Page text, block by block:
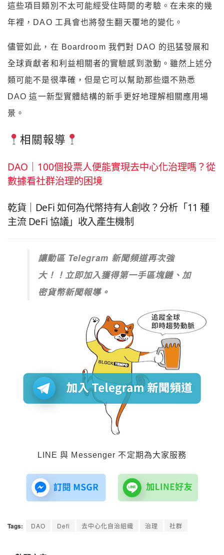
這些項目類別不太可能經受住時間的考驗。在未來的幾
年裡，DAO 工具會也將發生翻天覆地的變化。
儘管如此，在 Boardroom 我們對 DAO 的迅猛發展和
全球貢獻者和利益相關者的實驗感到激動。雖然上述分
類可能不是很準確，但是它可以幫助那些還不熟悉
DAO 這一新型實體結構的新手更好地理解相關應用場
景。
相關報導
DAO｜100個投票人便能實現去中心化治理嗎？從
數據看社群治理的困境
乾貨｜DeFi 如何為代幣持有人創收？分析「11 種
主流 DeFi 協議」收入產生機制
讓動區 Telegram 新聞頻道再次強
大！！立即加入獲得第一手區塊鏈、加
密貨幣新聞報導。
LINE 與 Messenger 不定期為大家服務
Tags: DAO Defi 去中心化自治組織 治理 社群